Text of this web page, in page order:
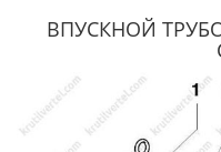
ВПУСКНОЙ